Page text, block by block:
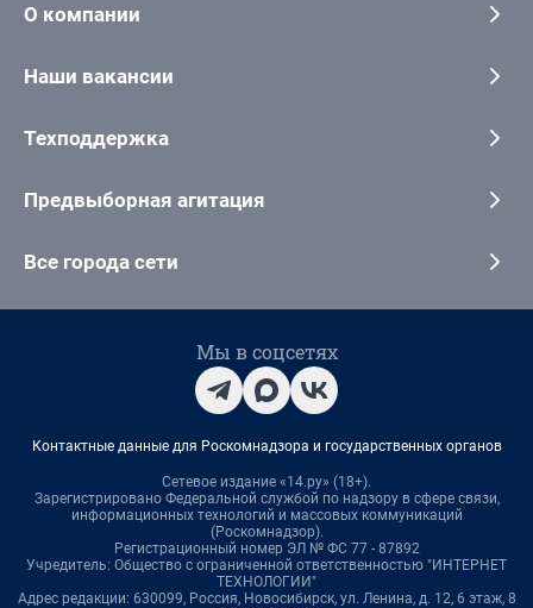
О компании
Наши вакансии
Техподдержка
Предвыборная агитация
Все города сети
Мы в соцсетях
Контактные данные для Роскомнадзора и государственных органов
Сетевое издание «14.ру» (18+).
Зарегистрировано Федеральной службой по надзору в сфере связи,
информационных технологий и массовых коммуникаций
(Роскомнадзор).
Регистрационный номер ЭЛ № ФС 77 - 87892
Учредитель: Общество с ограниченной ответственностью "ИНТЕРНЕТ
ТЕХНОЛОГИИ"
Адрес редакции: 630099, Россия, Новосибирск, ул. Ленина, д. 12, 6 этаж, 8